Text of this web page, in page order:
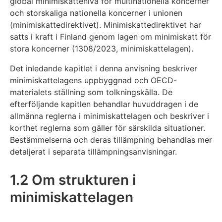
och storskaliga nationella koncerner i unionen
(minimiskattedirektivet). Minimiskattedirektivet har
satts i kraft i Finland genom lagen om minimiskatt för
stora koncerner (1308/2023, minimiskattelagen).
Det inledande kapitlet i denna anvisning beskriver
minimiskattelagens uppbyggnad och OECD-
materialets ställning som tolkningskälla. De
efterföljande kapitlen behandlar huvuddragen i de
allmänna reglerna i minimiskattelagen och beskriver i
korthet reglerna som gäller för särskilda situationer.
Bestämmelserna och deras tillämpning behandlas mer
detaljerat i separata tillämpningsanvisningar.
1.2 Om strukturen i
minimiskattelagen